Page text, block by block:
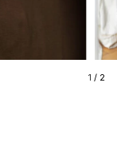
1 / 2